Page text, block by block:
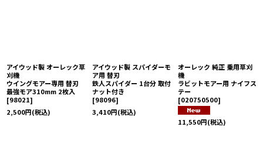
アイウッド製 オーレック草
刈機
ウイングモアー専用 替刃
最強モア310mm 2枚入
[98021]
2,500円(税込)
アイウッド製 スパイダーモ
ア用 替刃
鉄人スパイダー 1台分 取付
ナット付き
[98096]
3,410円(税込)
オーレック 純正 乗用草刈
機
ラビットモアー用 ナイフス
テー
[020750500]
11,550円(税込)